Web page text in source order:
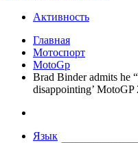
Активность
Главная
Мотоспорт
MotoGp
Brad Binder admits he
disappointing’ MotoGP
Язык